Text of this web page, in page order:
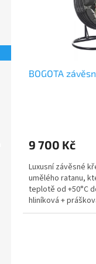
BOGOTA
9 700 Kč
Luxusní závěsné
umělého ratanu,
teplotě od +50°C
hliníková +
kulatýPodušky:...